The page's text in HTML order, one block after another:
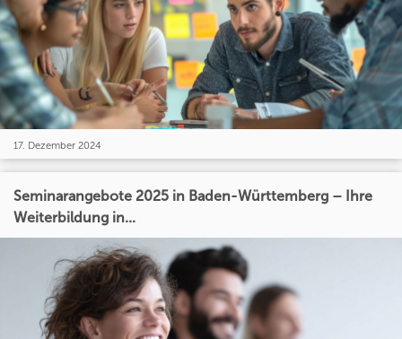
17. Dezember 2024
Seminarangebote 2025 in Baden-Württemberg – Ihre
Weiterbildung in...